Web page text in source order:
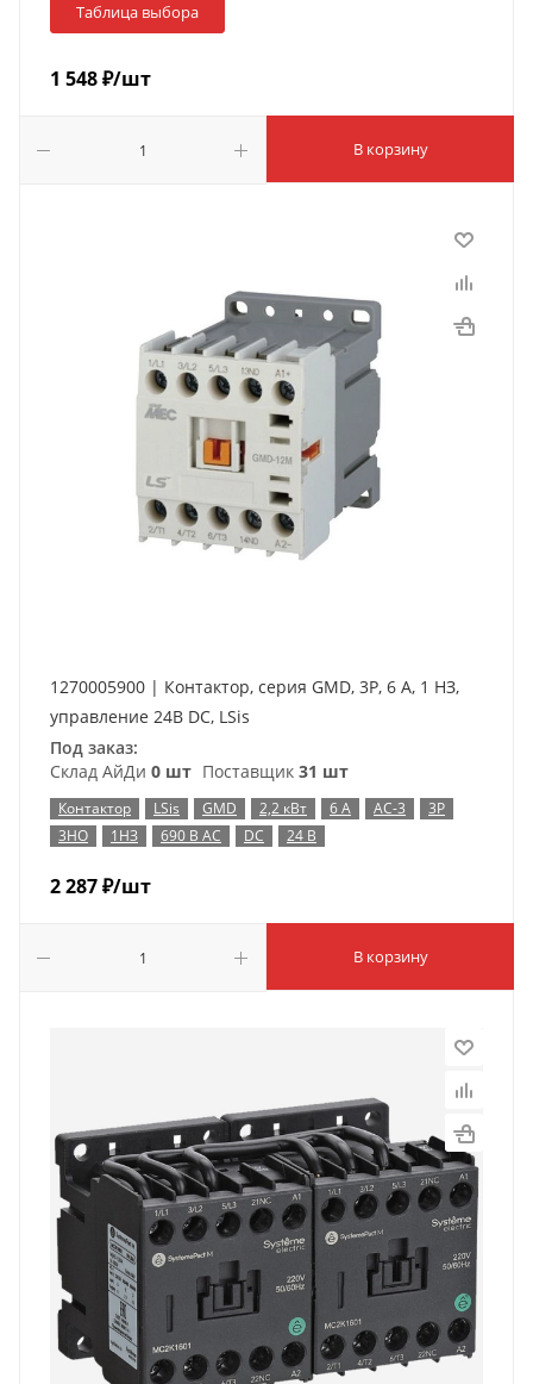
Таблица выбора
1 548₽/шт
В корзину
1270005900 | Контактор, серия GMD, 3P, 6 А, 1 НЗ,
управление 24В DC, LSis
Под заказ:
Склад АйДи 0 шт Поставщик 31 шт
Контактор LSis GMD 2,2 кВт 6 А AC-3
3P
3НО
1НЗ 690 В AC DC 24 В
2 287₽/шт
В корзину